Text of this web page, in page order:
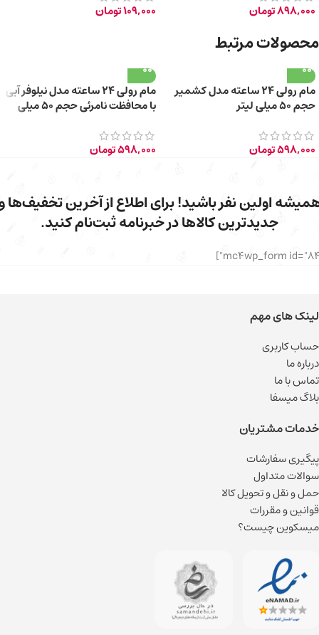
898,000تومان 109,000تومان
محصولات مرتبط
مام رولی 24 ساعته مدل کشمیر
حجم 50 میلی لیتر
598,000تومان
مام رولی 24 ساعته مدل نیلوفر آبی
با محافظت نامرئی حجم 50 میلی
598,000تومان
اولین نفر باشید! برای اطلاع از آخرین تخفیف‌ها
جدیدترین کالاها در خبرنامه ثبت‌نام کنید.
لینک های مهم
حساب کاربری
درباره ما
تماس با ما
بلاگ میسفا
خدمات مشتریان
پیگیری سفارشات
سوالات متداول
حمل و نقل و تحویل کالا
قوانین و مقررات
میسکوین چیست؟